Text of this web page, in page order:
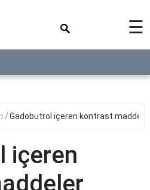
☰
Gadobutrol içeren kontrast
içeren